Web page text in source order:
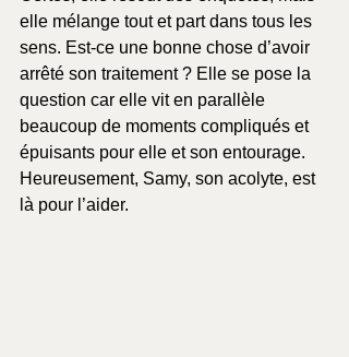
elle mélange tout et part dans tous les
sens. Est-ce une bonne chose d’avoir
arrêté son traitement ? Elle se pose la
question car elle vit en parallèle
beaucoup de moments compliqués et
épuisants pour elle et son entourage.
Heureusement, Samy, son acolyte, est
là pour l’aider.